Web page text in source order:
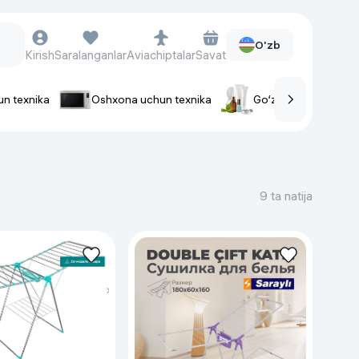
Fitnes-brasletlar
Soat kamarlari
Foto apparatlari va Video-
kameralar
Fotoapparatlari
KirishSaralanganlarAviachiptalarSavat
O'zb
texnika Oshxona uchun texnika Go‘zallik va parvarish
9 ta natija